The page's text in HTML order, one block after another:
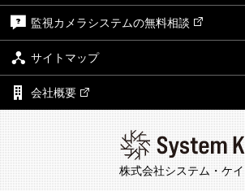
監視カメラシステムの無料相談
サイトマップ
会社概要
株式会社システム・ケイ